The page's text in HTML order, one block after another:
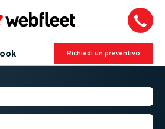
Richiedi un preventivo
LOGBOOK
dei